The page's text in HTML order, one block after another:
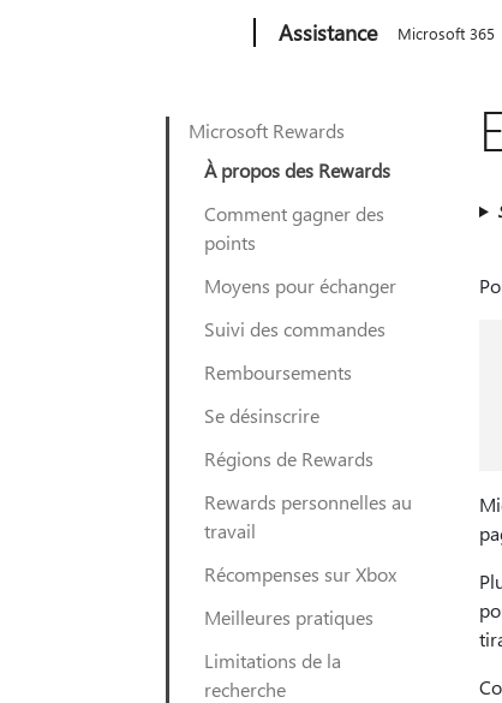
Assistance Microsoft 365
Microsoft Rewards
À propos des Rewards
Comment gagner des
points
Moyens pour échanger
Suivi des commandes
Remboursements
Se désinscrire
Régions de Rewards
Rewards personnelles au
travail
Récompenses sur Xbox
Meilleures pratiques
Limitations de la
recherche